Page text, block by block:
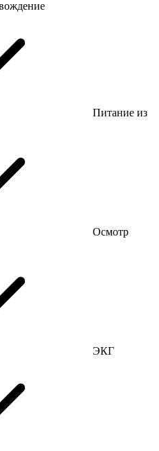
Питание из
Осмотр
ЭКГ